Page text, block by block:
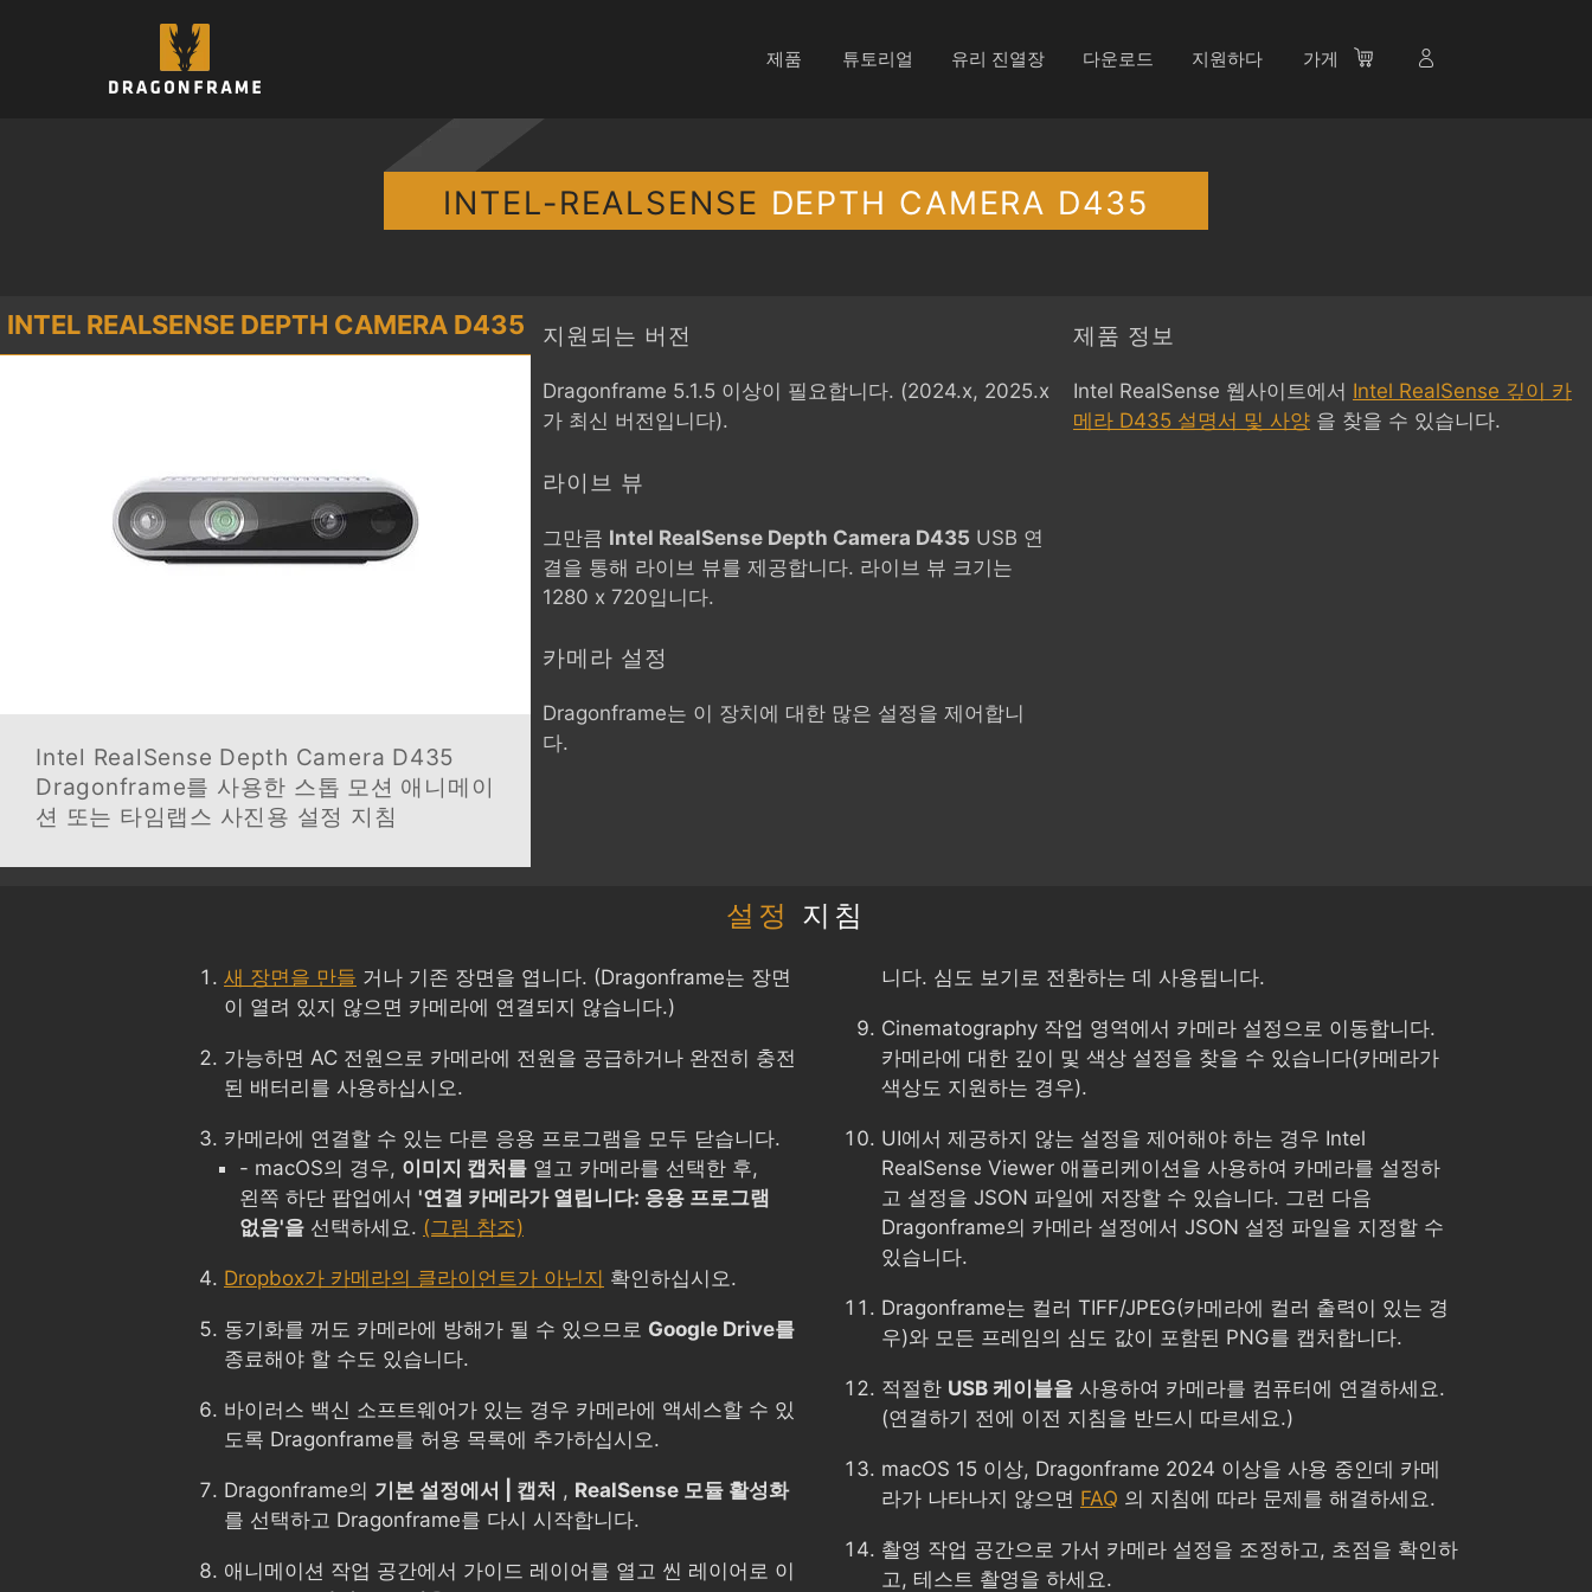
제품 튜토리얼 유리 진열장 다운로드 지원하다 가게
INTEL-REALSENSE DEPTH CAMERA D435
INTEL REALSENSE DEPTH CAMERA D435
Intel RealSense Depth Camera D435
Dragonframe를 사용한 스톱 모션 애니메이
션 또는 타임랩스 사진용 설정 지침
지원되는 버전
Dragonframe 5.1.5 이상이 필요합니다. (2024.x, 2025.x
가 최신 버전입니다).
라이브 뷰
그만큼 Intel RealSense Depth Camera D435 USB 연
결을 통해 라이브 뷰를 제공합니다. 라이브 뷰 크기는
1280 x 720입니다.
카메라 설정
Dragonframe는 이 장치에 대한 많은 설정을 제어합니
다.
제품 정보
Intel RealSense 웹사이트에서 Intel RealSense 깊이 카
메라 D435 설명서 및 사양 을 찾을 수 있습니다.
설정 지침
새 장면을 만들 거나 기존 장면을 엽니다. (Dragonframe는 장면
이 열려 있지 않으면 카메라에 연결되지 않습니다.)
가능하면 AC 전원으로 카메라에 전원을 공급하거나 완전히 충전
된 배터리를 사용하십시오.
카메라에 연결할 수 있는 다른 응용 프로그램을 모두 닫습니다.
- macOS의 경우, 이미지 캡처를 열고 카메라를 선택한 후,
왼쪽 하단 팝업에서 '연결 카메라가 열립니다: 응용 프로그램
없음'을 선택하세요. (그림 참조)
Dropbox가 카메라의 클라이언트가 아닌지 확인하십시오.
동기화를 꺼도 카메라에 방해가 될 수 있으므로 Google Drive를
종료해야 할 수도 있습니다.
바이러스 백신 소프트웨어가 있는 경우 카메라에 액세스할 수 있
도록 Dragonframe를 허용 목록에 추가하십시오.
Dragonframe의 기본 설정에서 | 캡처 , RealSense 모듈 활성화
를 선택하고 Dragonframe를 다시 시작합니다.
애니메이션 작업 공간에서 가이드 레이어를 열고 씬 레이어로 이
니다. 심도 보기로 전환하는 데 사용됩니다.
Cinematography 작업 영역에서 카메라 설정으로 이동합니다.
카메라에 대한 깊이 및 색상 설정을 찾을 수 있습니다(카메라가
색상도 지원하는 경우).
UI에서 제공하지 않는 설정을 제어해야 하는 경우 Intel
RealSense Viewer 애플리케이션을 사용하여 카메라를 설정하
고 설정을 JSON 파일에 저장할 수 있습니다. 그런 다음
Dragonframe의 카메라 설정에서 JSON 설정 파일을 지정할 수
있습니다.
Dragonframe는 컬러 TIFF/JPEG(카메라에 컬러 출력이 있는 경
우)와 모든 프레임의 심도 값이 포함된 PNG를 캡처합니다.
적절한 USB 케이블을 사용하여 카메라를 컴퓨터에 연결하세요.
(연결하기 전에 이전 지침을 반드시 따르세요.)
macOS 15 이상, Dragonframe 2024 이상을 사용 중인데 카메
라가 나타나지 않으면 FAQ 의 지침에 따라 문제를 해결하세요.
촬영 작업 공간으로 가서 카메라 설정을 조정하고, 초점을 확인하
고, 테스트 촬영을 하세요.